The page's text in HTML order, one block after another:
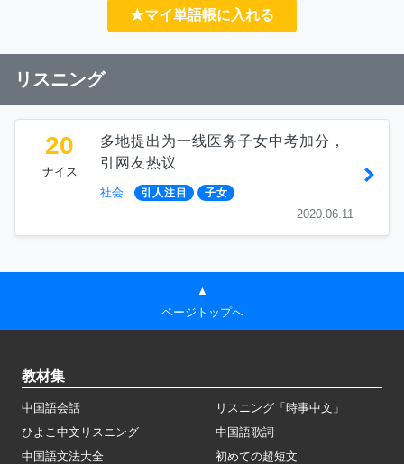
★マイ単語帳に入れる
リスニング
20
ナイス
多地提出为一线医务子女中考加分，
引网友热议
社会 引人注目 子女
2020.06.11
▲
ページトップへ
教材集
中国語会話
リスニング「時事中文」
ひよこ中文リスニング
中国語歌詞
中国語文法大全
初めての超短文